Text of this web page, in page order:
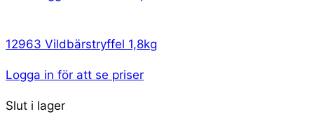
12963 Vildbärstryffel 1,8kg
Logga in för att se priser
Slut i lager